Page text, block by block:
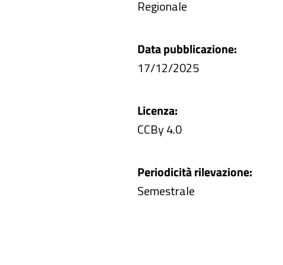
Regionale
Data pubblicazione:
17/12/2025
Licenza:
CCBy 4.0
Periodicità rilevazione:
Semestrale